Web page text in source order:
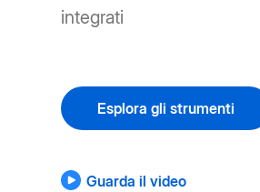
integrati
Esplora gli strumenti
Guarda il video